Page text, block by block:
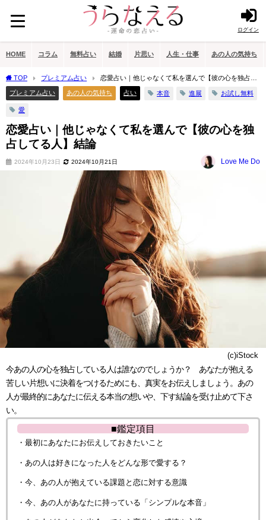
ログイン
HOME コラム 無料占い 結婚 片思い 人生・仕事 あの人の気持ち
TOP プレミアム占い
恋愛占い｜他じゃなくて私を選んで【彼の心を独占し
てる人】結論
プレミアム占い あの人の気持ち 占い 本音 進展 お試し無料
愛
恋愛占い｜他じゃなくて私を選んで【彼の心を独
占してる人】結論
2024年10月23日 2024年10月21日 Love Me Do
(c)iStock
今あの人の心を独占している人は誰なのでしょうか？ あなたが抱える
苦しい片想いに決着をつけるためにも、真実をお伝えしましょう。あの
人が最終的にあなたに伝える本当の想いや、下す結論を受け止めて下さ
い。
■鑑定項目
・最初にあなたにお伝えしておきたいこと
・あの人は好きになった人をどんな形で愛する？
・今、あの人が抱えている課題と恋に対する意識
・今、あの人があなたに持っている「シンプルな本音」